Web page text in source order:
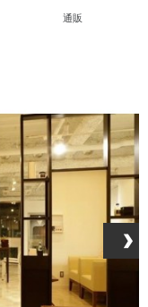
通販
›